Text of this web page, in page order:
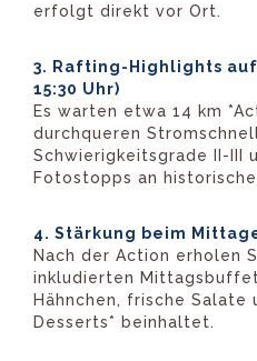
erfolgt direkt vor Ort.
3. Rafting-Highlights
15:30 Uhr)
Es warten etwa 14 km
durchqueren
Schwierigkeitsgrade II-III
Fotostopps an
4. Stärkung beim
Nach der Action erholen
inkludierten
Hähnchen, frische Salate
Desserts* beinhaltet.